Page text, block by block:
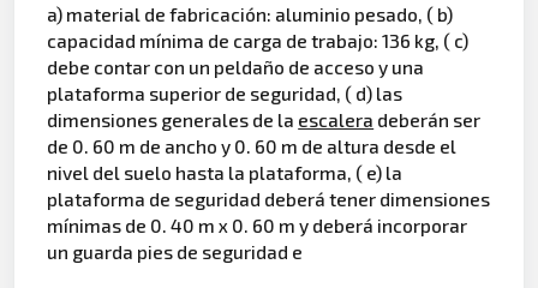
a) material de fabricación: aluminio pesado, ( b)
capacidad mínima de carga de trabajo: 136 kg, ( c)
debe contar con un peldaño de acceso y una
plataforma superior de seguridad, ( d) las
dimensiones generales de la escalera deberán ser
de 0. 60 m de ancho y 0. 60 m de altura desde el
nivel del suelo hasta la plataforma, ( e) la
plataforma de seguridad deberá tener dimensiones
mínimas de 0. 40 m x 0. 60 m y deberá incorporar
un guarda pies de seguridad e